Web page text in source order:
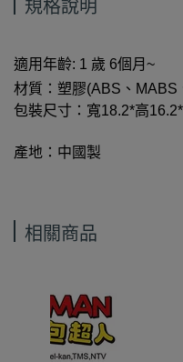
適用年齡: 1 歲 6個月~
材質： 塑膠(ABS、MABS
包裝尺寸：寬18.2*高
產地：中國製
相關商品